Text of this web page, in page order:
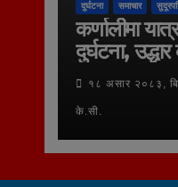
दुर्घटना समाचार
कर्णालीमा
दुर्घटना, उद्धार
१८ असार २०८३,
के.सी.